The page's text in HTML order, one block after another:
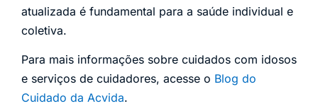
atualizada é fundamental para a saúde individual e
coletiva.
Para mais informações sobre cuidados com idosos
e serviços de cuidadores, acesse o Blog do
Cuidado da Acvida.